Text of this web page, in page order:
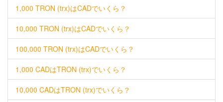
1,000 TRON (trx)はCADでいくら？
10,000 TRON (trx)はCADでいくら？
100,000 TRON (trx)はCADでいくら？
1,000 CADはTRON (trx)でいくら？
10,000 CADはTRON (trx)でいくら？